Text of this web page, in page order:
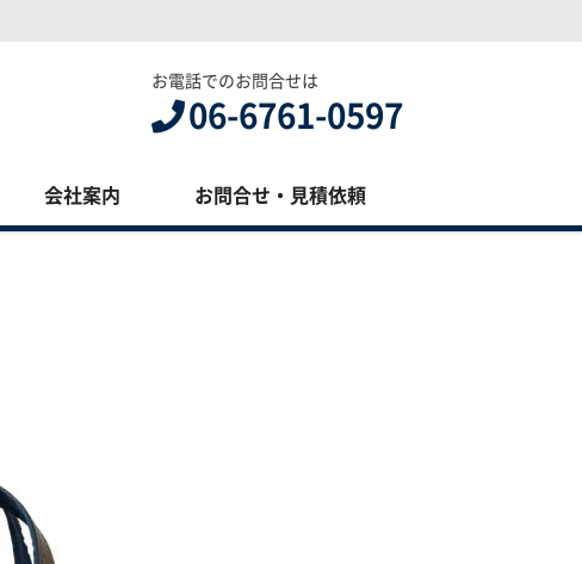
お電話でのお問合せは
06-6761-0597
会社案内 お問合せ・見積依頼